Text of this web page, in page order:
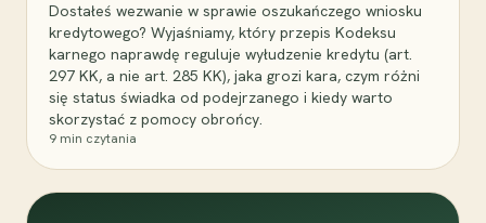
Dostałeś wezwanie w sprawie oszukańczego wniosku
kredytowego? Wyjaśniamy, który przepis Kodeksu
karnego naprawdę reguluje wyłudzenie kredytu (art.
297 KK, a nie art. 285 KK), jaka grozi kara, czym różni
się status świadka od podejrzanego i kiedy warto
skorzystać z pomocy obrońcy.
9 min czytania